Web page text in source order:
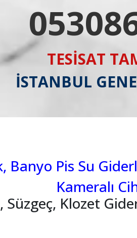
TESİSAT
İSTANBUL
Banyo Pis Su
Kameralı
Süzgeç, Klozet